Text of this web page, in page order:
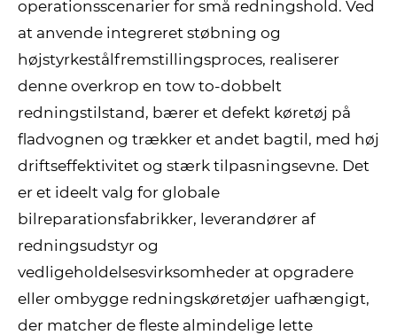
operationsscenarier for små redningshold. Ved
at anvende integreret støbning og
højstyrkestålfremstillingsproces, realiserer
denne overkrop en tow to-dobbelt
redningstilstand, bærer et defekt køretøj på
fladvognen og trækker et andet bagtil, med høj
driftseffektivitet og stærk tilpasningsevne. Det
er et ideelt valg for globale
bilreparationsfabrikker, leverandører af
redningsudstyr og
vedligeholdelsesvirksomheder at opgradere
eller ombygge redningskøretøjer uafhængigt,
der matcher de fleste almindelige lette